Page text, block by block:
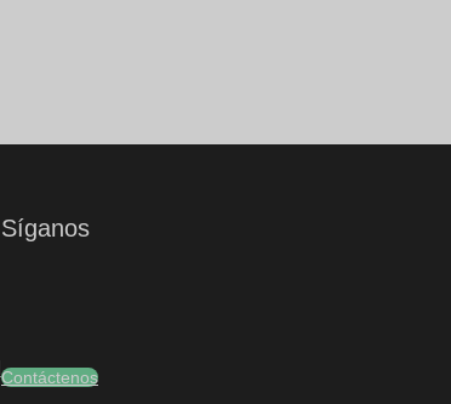
Síganos
Contáctenos